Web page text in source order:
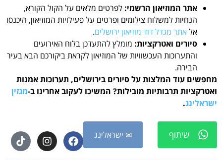
אתר המוזיאון הרשמי: לפרטים מלאים על הקול הקורא,
הנחיות למשלוח צילומים ופרטים על פעילויות המוזיאון, היכנסו
אלאתר מגדל דוד מוזיאון ירושלים.
סיורים ואטרקציות: מומלץ להתעדכן בלוח האירועים
והתערוכות העכשוויות של המוזיאון לקראת ביקורכם הבא בעיר
הבירה.
מחפשים עוד המלצות על סיורים בירושלים, תערוכות אמנות
ואטרקציות תרבותיות מובילות? המשיכו לעקוב אחרינו ב-מגזין
ישראלינג.
שיתוף ✉ ישראלינג